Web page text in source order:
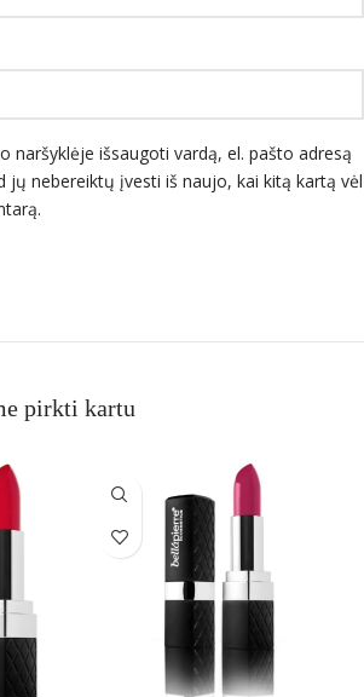
naršyklėje išsaugoti vardą, el. pašto adresą
jų nebereiktų įvesti iš naujo, kai kitą kartą vėl
pirkti kartu